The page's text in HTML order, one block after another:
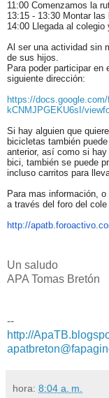
11:00 Comenzamos la
13:15 - 13:30 Montar
14:00 Llegada al colegio
Al ser una actividad sin
de sus hijos.
Para poder participar
siguiente dirección:
https://
kCNMJPGEKU6sI/
Si hay alguien que
bicicletas también
anterior, así como si
bici, también se puede
incluso carritos para
Para mas información,
a través del foro del
http://
Un saludo
APA Tomas Bretón
--
http://
hora: 8:04 a. m.